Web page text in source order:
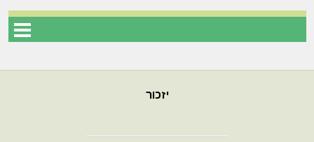
יזכור